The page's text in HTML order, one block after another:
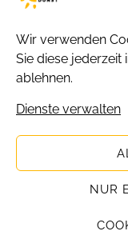
Wir verwenden
Sie diese
ablehnen.
Dienste verwalten
NUR